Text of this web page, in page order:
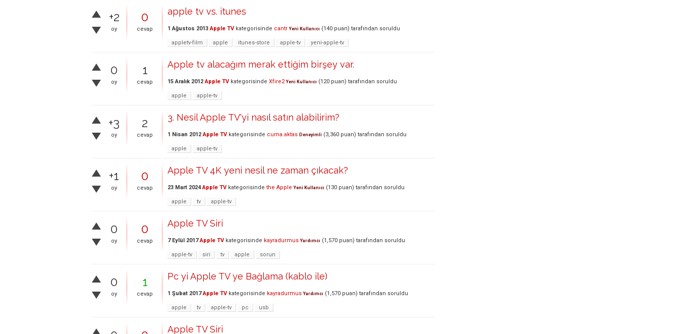
+2
oy
0
cevap
apple tv vs. itunes
1 Ağustos 2013 Apple TV kategorisinde cantr Yeni Kullanıcı (140 puan) tarafından soruldu
appletv-film apple itunes-store apple-tv yeni-apple-tv
0
oy
1
cevap
Apple tv alacağım merak ettiğim birşey var.
15 Aralık 2012 Apple TV kategorisinde Xfire2 Yeni Kullanıcı (120 puan) tarafından soruldu
apple apple-tv
+3
oy
2
cevap
3. Nesil Apple TV'yi nasıl satın alabilirim?
1 Nisan 2012 Apple TV kategorisinde cuma.aktas Deneyimli (3,360 puan) tarafından soruldu
apple apple-tv
+1
oy
0
cevap
Apple TV 4K yeni nesil ne zaman çıkacak?
23 Mart 2024 Apple TV kategorisinde the Apple Yeni Kullanıcı (130 puan) tarafından soruldu
apple tv apple-tv
0
oy
0
cevap
Apple TV Siri
7 Eylül 2017 Apple TV kategorisinde kayradurmus Yardımcı (1,570 puan) tarafından soruldu
apple-tv siri tv apple sorun
0
oy
1
cevap
Pc yi Apple TV ye Bağlama (kablo ile)
1 Şubat 2017 Apple TV kategorisinde kayradurmus Yardımcı (1,570 puan) tarafından soruldu
apple tv apple-tv pc usb
Apple TV Siri